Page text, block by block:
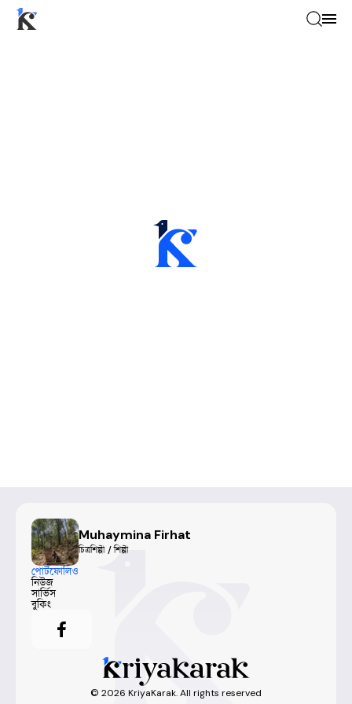
Muhaymina Firhat
চিত্রশিল্পী / শিল্পী
পোর্টফোলিও
নিউজ
সার্ভিস
বুকিং
© 2026 KriyaKarak. All rights reserved